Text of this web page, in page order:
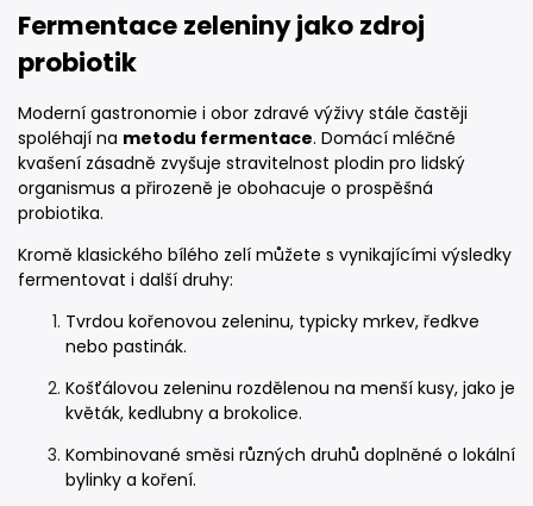
Fermentace zeleniny jako zdroj
probiotik
Moderní gastronomie i obor zdravé výživy stále častěji
spoléhají na metodu fermentace. Domácí mléčné
kvašení zásadně zvyšuje stravitelnost plodin pro lidský
organismus a přirozeně je obohacuje o prospěšná
probiotika.
Kromě klasického bílého zelí můžete s vynikajícími výsledky
fermentovat i další druhy:
Tvrdou kořenovou zeleninu, typicky mrkev, ředkve
nebo pastinák.
Košťálovou zeleninu rozdělenou na menší kusy, jako je
květák, kedlubny a brokolice.
Kombinované směsi různých druhů doplněné o lokální
bylinky a koření.